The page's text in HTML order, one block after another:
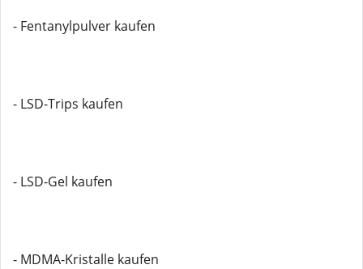
- Fentanylpulver kaufen
- LSD-Trips kaufen
- LSD-Gel kaufen
- MDMA-Kristalle kaufen